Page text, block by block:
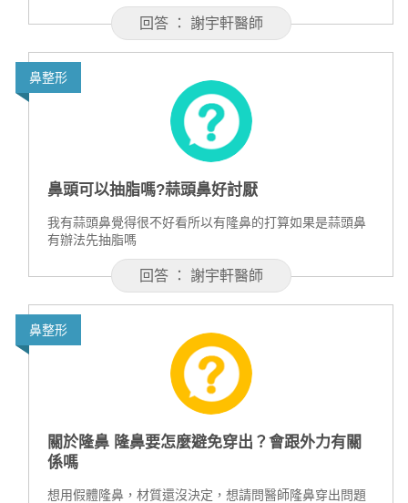
回答 ： 謝宇軒醫師
鼻整形
鼻頭可以抽脂嗎?蒜頭鼻好討厭
我有蒜頭鼻覺得很不好看所以有隆鼻的打算如果是蒜頭鼻
有辦法先抽脂嗎
回答 ： 謝宇軒醫師
鼻整形
關於隆鼻 隆鼻要怎麼避免穿出？會跟外力有關
係嗎
想用假體隆鼻，材質還沒決定，想請問醫師隆鼻穿出問題